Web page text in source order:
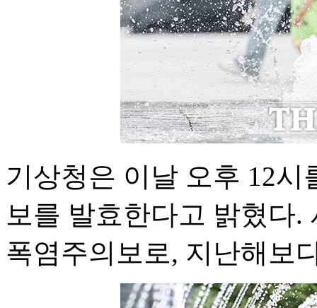
기상청은 이날 오후 12
보를 발효한다고 밝혔다.
폭염주의보로, 지난해보